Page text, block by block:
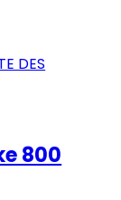
DES
800